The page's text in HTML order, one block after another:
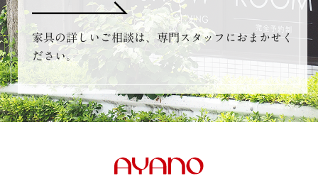
家具の詳しいご相談は、専門スタッフにおまかせく
ださい。